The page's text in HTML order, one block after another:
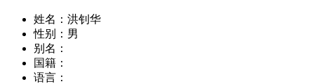
姓名： 洪钊华
性别： 男
别名：
国籍：
语言：